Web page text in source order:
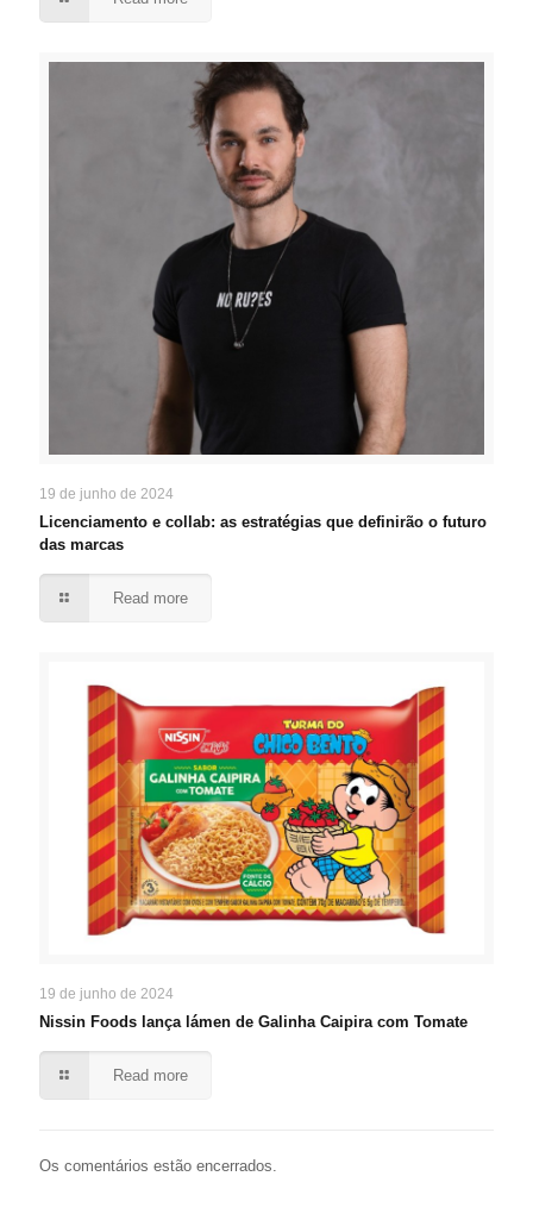
19 de junho de 2024
Licenciamento e collab: as estratégias que definirão o futuro
das marcas
Read more
19 de junho de 2024
Nissin Foods lança lámen de Galinha Caipira com Tomate
Read more
Os comentários estão encerrados.